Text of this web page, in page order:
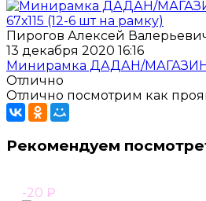
Пирогов Алексей
13 декабря 2020 16:16
Минирамка ДАДАН/МАГАЗИН
Отлично
Отлично посмотрим как
Рекомендуем
-20 ₽